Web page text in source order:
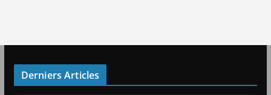
Derniers Articles